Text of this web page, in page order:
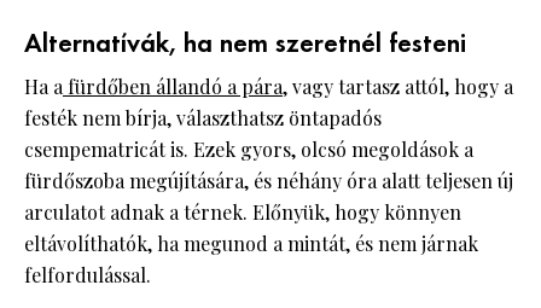
Alternatívák, ha nem szeretnél festeni
Ha afürdőben állandó a pára, vagy tartasz attól, hogy a
festék nem bírja, választhatsz öntapadós
csempematricát is. Ezek gyors, olcsó megoldások a
fürdőszoba megújítására, és néhány óra alatt teljesen új
arculatot adnak a térnek. Előnyük, hogy könnyen
eltávolíthatók, ha megunod a mintát, és nem járnak
felfordulással.